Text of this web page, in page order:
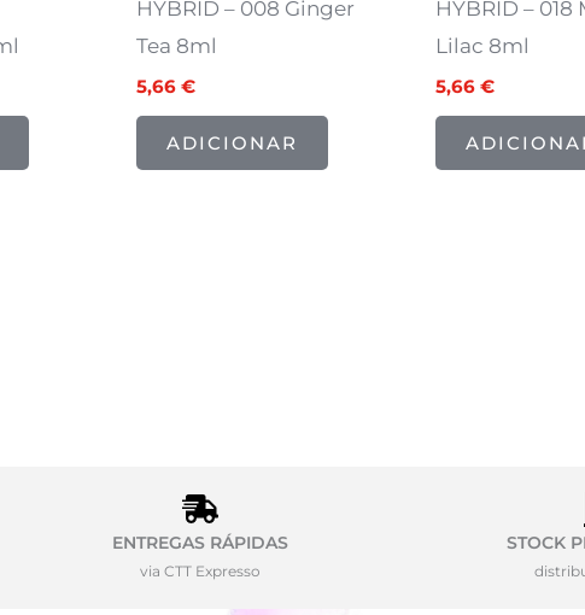
HYBRID – 008 Ginger
Tea 8ml
5,66€
ADICIONAR
HYBRID – 018
Lilac 8ml
5,66€
ENTREGAS RÁPIDAS
via CTT Expresso
STOCK